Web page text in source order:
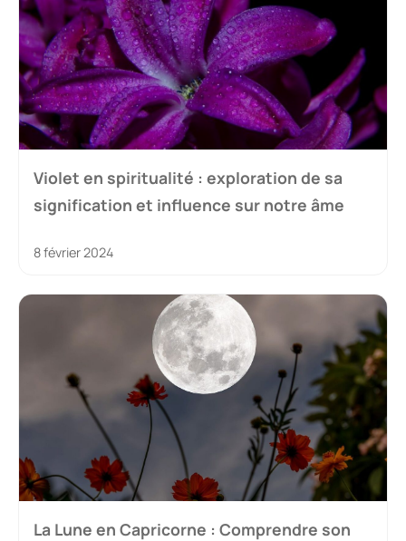
Violet en spiritualité : exploration de sa
signification et influence sur notre âme
8 février 2024
La Lune en Capricorne : Comprendre son